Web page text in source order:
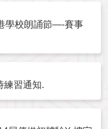
學校朗誦節—-賽事
練習通知.